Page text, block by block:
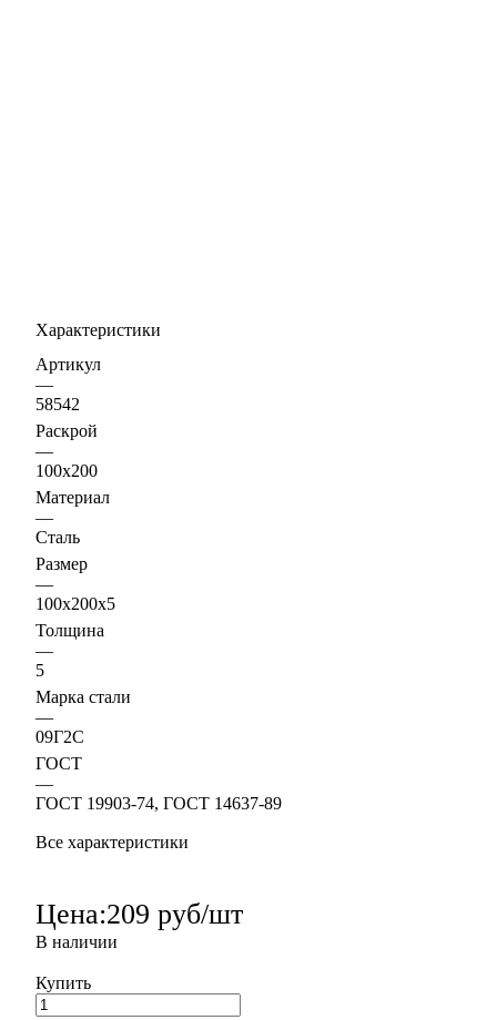
Характеристики
Артикул
—
58542
Раскрой
—
100х200
Материал
—
Сталь
Размер
—
100х200х5
Толщина
—
5
Марка стали
—
09Г2С
ГОСТ
—
ГОСТ 19903-74, ГОСТ 14637-89
Все характеристики
Цена:209 руб/шт
В наличии
Купить